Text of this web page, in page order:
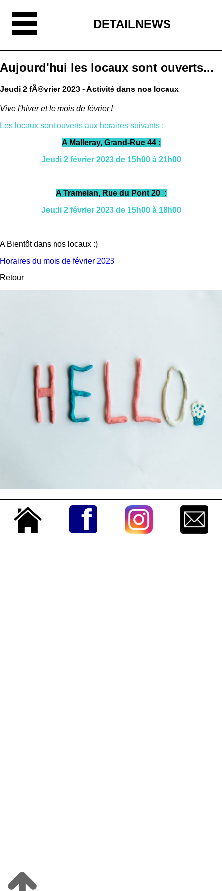
DETAILNEWS
Aujourd'hui les locaux sont ouverts...
Jeudi 2 fÃ©vrier 2023 - Activité dans nos locaux
Vive l'hiver et le mois de février !
Les locaux sont ouverts aux horaires suivants :
A Malleray, Grand-Rue 44 :
Jeudi 2 février2023 de 15h00 à 21h00
A Tramelan, Rue du Pont 20 :
Jeudi 2 février 2023 de 15h00 à 18h00
A Bientôt dans nos locaux :)
Horaires du mois de février 2023
Retour